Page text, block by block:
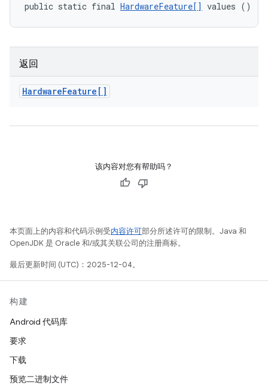
public static final HardwareFeature[] values ()
返回
HardwareFeature[]
该内容对您有帮助吗？
本页面上的内容和代码示例受内容许可部分所述许可的限制。Java 和
OpenJDK 是 Oracle 和/或其关联公司的注册商标。
最后更新时间 (UTC)：2025-12-04。
构建
Android 代码库
要求
下载
预览二进制文件